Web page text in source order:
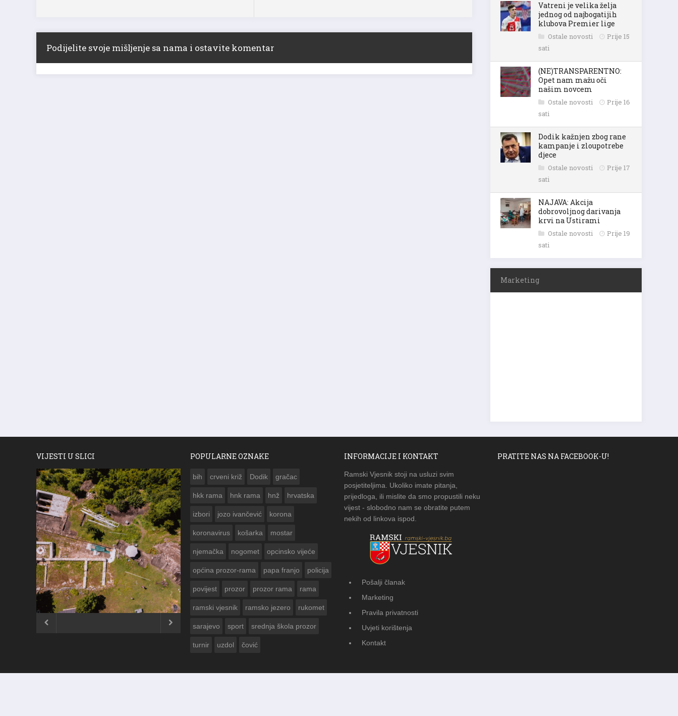
Podijelite svoje mišljenje sa nama i ostavite komentar
Vatreni je velika želja
jednog od najbogatijih
klubova Premier lige
Ostale novosti
Prije 15
sati
(NE)TRANSPARENTNO:
Opet nam mažu oči
našim novcem
Ostale novosti
Prije 16
sati
Dodik kažnjen zbog rane
kampanje i zloupotrebe
djece
Ostale novosti
Prije 17
sati
NAJAVA: Akcija
dobrovoljnog darivanja
krvi na Ustirami
Ostale novosti
Prije 19
sati
Marketing
VIJESTI U SLICI
ČESTITKA RAMSKOG VJESNIKA ZA
USKRS 2023. GODINE
 
POPULARNE OZNAKE
bih crveni križ Dodik gračac
hkk rama hnk rama hnž hrvatska
izbori jozo ivančević korona
koronavirus košarka mostar
njemačka nogomet opcinsko vijeće
općina prozor-rama papa franjo policija
povijest prozor prozor rama rama
ramski vjesnik ramsko jezero rukomet
sarajevo sport srednja škola prozor
turnir uzdol čović
INFORMACIJE I KONTAKT
Ramski Vjesnik stoji na usluzi svim
posjetiteljima. Ukoliko imate pitanja,
prijedloga, ili mislite da smo propustili neku
vijest - slobodno nam se obratite putem
nekih od linkova ispod.
Pošalji članak
Marketing
Pravila privatnosti
Uvjeti korištenja
Kontakt
PRATITE NAS NA FACEBOOK-U!